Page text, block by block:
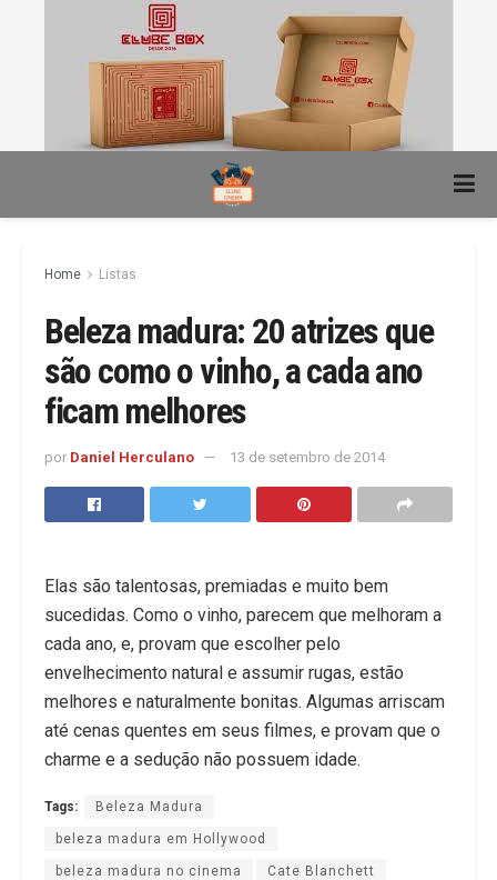
Home Listas
Beleza madura: 20 atrizes que
são como o vinho, a cada ano
ficam melhores
por Daniel Herculano 13 de setembro de 2014
Elas são talentosas, premiadas e muito bem
sucedidas. Como o vinho, parecem que melhoram a
cada ano, e, provam que escolher pelo
envelhecimento natural e assumir rugas, estão
melhores e naturalmente bonitas. Algumas arriscam
até cenas quentes em seus filmes, e provam que o
charme e a sedução não possuem idade.
Tags: Beleza Madura
beleza madura em Hollywood
beleza madura no cinema Cate Blanchett